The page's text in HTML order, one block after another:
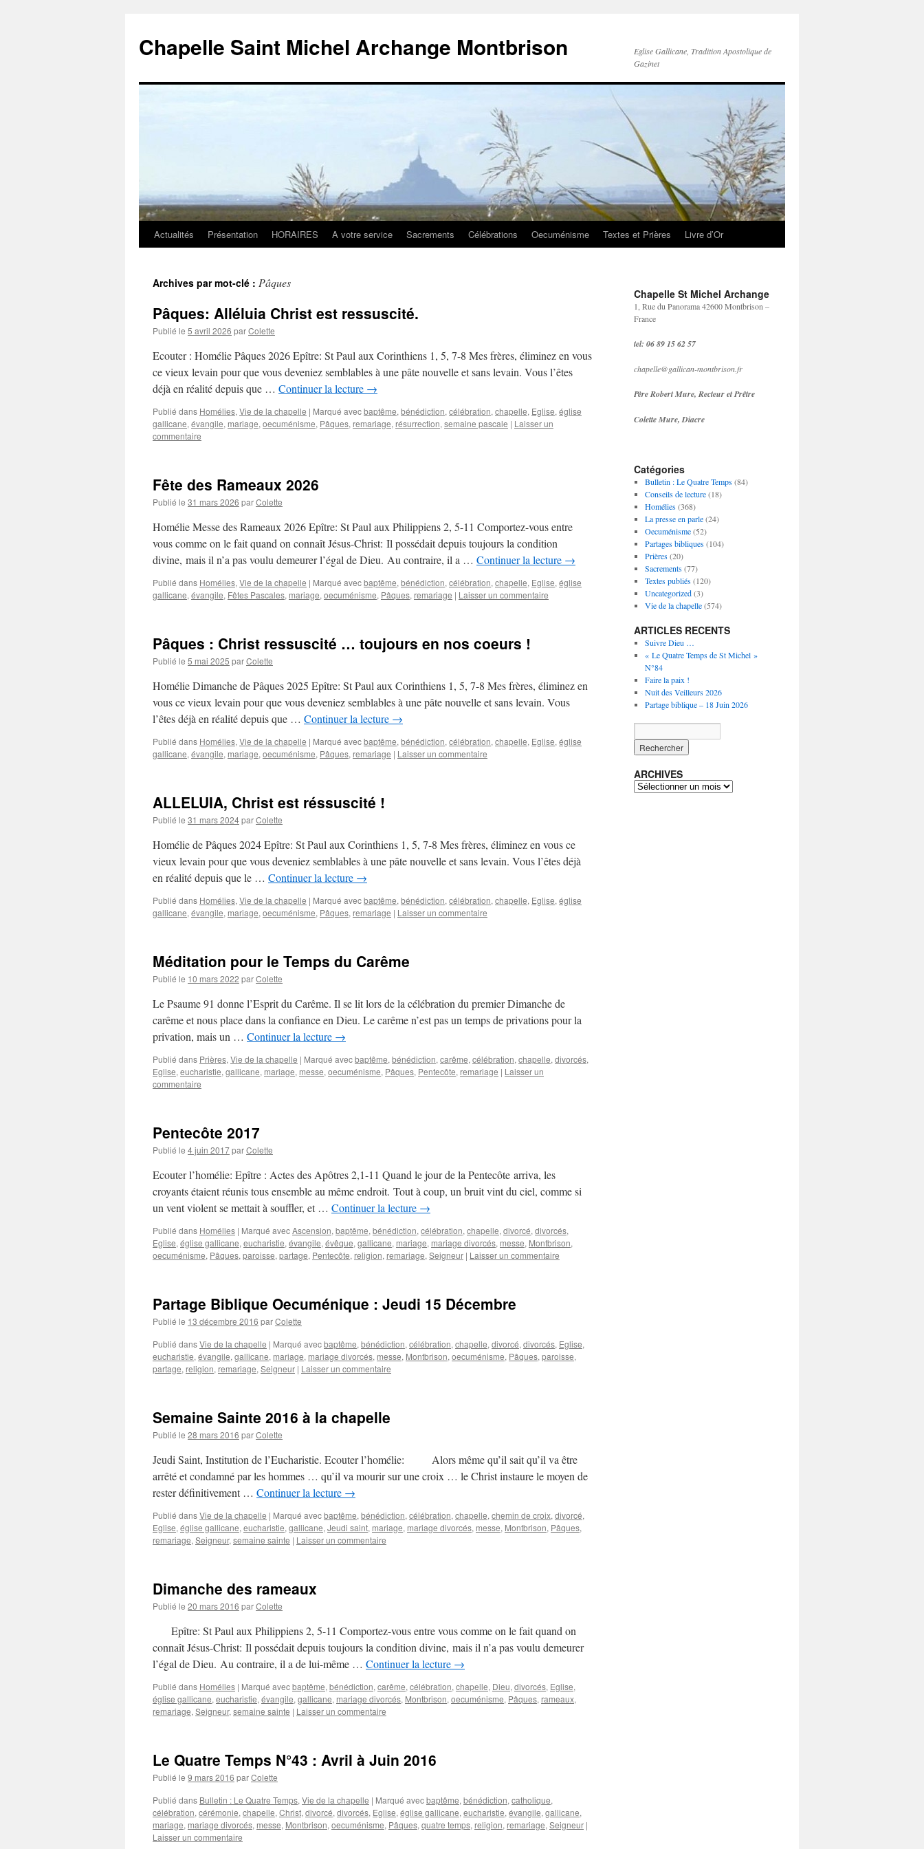
Chapelle Saint Michel Archange Montbrison
Eglise Gallicane, Tradition Apostolique de
Gazinet
Aller
contenu
Actualités Présentation HORAIRES A votre service Sacrements Célébrations Oecuménisme Textes et Prières Livre d’Or
Archives par mot-clé : Pâques
Pâques: Alléluia Christ est ressuscité.
Publié le 5 avril 2026 parColette
Ecouter : Homélie Pâques 2026 Epître: St Paul aux Corinthiens 1, 5, 7-8 Mes frères, éliminez en vous
ce vieux levain pour que vous deveniez semblables à une pâte nouvelle et sans levain. Vous l’êtes
déjà en réalité depuis que … Continuer la lecture →
Publié dans Homélies, Vie de la chapelle | Marqué avecbaptême, bénédiction, célébration, chapelle, Eglise, église
gallicane, évangile, mariage, oecuménisme, Pâques, remariage, résurrection, semaine pascale | Laisser un
commentaire
Fête des Rameaux 2026
Publié le 31 mars 2026 parColette
Homélie Messe des Rameaux 2026 Epître: St Paul aux Philippiens 2, 5-11 Comportez-vous entre
vous comme on le fait quand on connaît Jésus-Christ: Il possédait depuis toujours la condition
divine, mais il n’a pas voulu demeurer l’égal de Dieu. Au contraire, il a … Continuer la lecture →
Publié dans Homélies, Vie de la chapelle | Marqué avecbaptême, bénédiction, célébration, chapelle, Eglise, église
gallicane, évangile, Fêtes Pascales, mariage, oecuménisme, Pâques, remariage | Laisser un commentaire
Pâques : Christ ressuscité … toujours en nos coeurs !
Publié le 5 mai 2025 parColette
Homélie Dimanche de Pâques 2025 Epître: St Paul aux Corinthiens 1, 5, 7-8 Mes frères, éliminez en
vous ce vieux levain pour que vous deveniez semblables à une pâte nouvelle et sans levain. Vous
l’êtes déjà en réalité depuis que … Continuer la lecture →
Publié dans Homélies, Vie de la chapelle | Marqué avecbaptême, bénédiction, célébration, chapelle, Eglise, église
gallicane, évangile, mariage, oecuménisme, Pâques, remariage | Laisser un commentaire
ALLELUIA, Christ est réssuscité !
Publié le 31 mars 2024parColette
Homélie de Pâques 2024 Epître: St Paul aux Corinthiens 1, 5, 7-8 Mes frères, éliminez en vous ce
vieux levain pour que vous deveniez semblables à une pâte nouvelle et sans levain. Vous l’êtes déjà
en réalité depuis que le … Continuer la lecture →
Publié dans Homélies, Vie de la chapelle | Marqué avecbaptême, bénédiction, célébration, chapelle, Eglise, église
gallicane, évangile, mariage, oecuménisme, Pâques, remariage | Laisser un commentaire
Méditation pour le Temps du Carême
Publié le 10 mars 2022 parColette
Le Psaume 91 donne l’Esprit du Carême. Il se lit lors de la célébration du premier Dimanche de
carême et nous place dans la confiance en Dieu. Le carême n’est pas un temps de privations pour la
privation, mais un … Continuer la lecture →
Publié dans Prières, Vie de la chapelle | Marqué avecbaptême, bénédiction, carême, célébration, chapelle, divorcés,
Eglise, eucharistie, gallicane, mariage, messe, oecuménisme, Pâques, Pentecôte, remariage | Laisser un
commentaire
Pentecôte 2017
Publié le 4 juin 2017parColette
Ecouter l’homélie: Epître : Actes des Apôtres 2,1-11 Quand le jour de la Pentecôte arriva, les
croyants étaient réunis tous ensemble au même endroit. Tout à coup, un bruit vint du ciel, comme si
un vent violent se mettait à souffler, et … Continuer la lecture →
Publié dans Homélies | Marqué avecAscension, baptême, bénédiction, célébration, chapelle, divorcé, divorcés,
Eglise, église gallicane, eucharistie, évangile, évêque, gallicane, mariage, mariage divorcés, messe, Montbrison,
oecuménisme, Pâques, paroisse, partage, Pentecôte, religion, remariage, Seigneur | Laisser un commentaire
Partage Biblique Oecuménique : Jeudi 15 Décembre
Publié le 13 décembre 2016 parColette
Publié dansVie de la chapelle | Marqué avecbaptême, bénédiction, célébration, chapelle, divorcé, divorcés, Eglise,
eucharistie, évangile, gallicane, mariage, mariage divorcés, messe, Montbrison, oecuménisme, Pâques, paroisse,
partage, religion, remariage, Seigneur | Laisser un commentaire
Semaine Sainte 2016 à la chapelle
Publié le 28 mars 2016 parColette
Jeudi Saint, Institution de l’Eucharistie. Ecouter l’homélie: Alors même qu’il sait qu’il va être
arrêté et condamné par les hommes … qu’il va mourir sur une croix … le Christ instaure le moyen de
rester définitivement … Continuer la lecture →
Publié dansVie de la chapelle | Marqué avecbaptême, bénédiction, célébration, chapelle, chemin de croix, divorcé,
Eglise, église gallicane, eucharistie, gallicane, Jeudi saint, mariage, mariage divorcés, messe, Montbrison, Pâques,
remariage, Seigneur, semaine sainte | Laisser un commentaire
Dimanche des rameaux
Publié le 20 mars 2016 parColette
Epître: St Paul aux Philippiens 2, 5-11 Comportez-vous entre vous comme on le fait quand on
connaît Jésus-Christ: Il possédait depuis toujours la condition divine, mais il n’a pas voulu demeurer
l’égal de Dieu. Au contraire, il a de lui-même … Continuer la lecture →
Publié dans Homélies | Marqué avecbaptême, bénédiction, carême, célébration, chapelle, Dieu, divorcés, Eglise,
église gallicane, eucharistie, évangile, gallicane, mariage divorcés, Montbrison, oecuménisme, Pâques, rameaux,
remariage, Seigneur, semaine sainte | Laisser un commentaire
Le Quatre Temps N°43 : Avril à Juin 2016
Publié le 9 mars 2016 parColette
Publié dans Bulletin : Le Quatre Temps, Vie de la chapelle | Marqué avecbaptême, bénédiction, catholique,
célébration, cérémonie, chapelle, Christ, divorcé, divorcés, Eglise, église gallicane, eucharistie, évangile, gallicane,
mariage, mariage divorcés, messe, Montbrison, oecuménisme, Pâques, quatre temps, religion, remariage, Seigneur |
Laisser un commentaire
Chapelle St Michel Archange
1, Rue du Panorama 42600 Montbrison –
France
tel: 06 89 15 62 57
chapelle@gallican-montbrison.fr
Père Robert Mure, Recteur et Prêtre
Colette Mure, Diacre
Catégories
Bulletin : Le Quatre Temps(84)
Conseils de lecture(18)
Homélies(368)
La presse en parle(24)
Oecuménisme(52)
Partages bibliques(104)
Prières(20)
Sacrements(77)
Textes publiés(120)
Uncategorized(3)
Vie de la chapelle(574)
ARTICLES RECENTS
Suivre Dieu …
« Le Quatre Temps de St Michel »
N°84
Faire la paix !
Nuit des Veilleurs 2026
Partage biblique – 18 Juin 2026
ARCHIVES
ARCHIVES